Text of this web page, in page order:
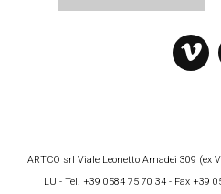
ARTCO srl Viale Leonetto Amadei 309 (ex
LU - Tel. +39 0584 75 70 34 - Fax +39